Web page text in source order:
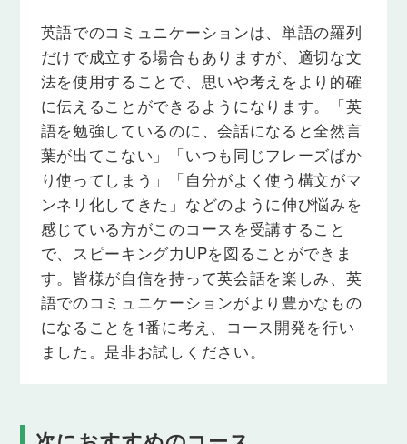
「両方の～」「どちらかの～」「どちらの～
も・・・でない」といった表現を学び、正しく使い
分けができるようになります。
Lesson 30
-thing＋形容詞
「何か新しいこと」「何か冷たいもの」のように、
「何か～なもの・こと」といった表現を使えるよう
になります。
Lesson 31
二重所有格（of＋所有格）
「あなたのあの時計」と言いたい時、your that
watch のように所有格(your)と代名詞(that)は連続し
て使うことができません。これらのルールを理解
し、"of"を使った正しい表現を使えるようになりま
す。
「彼女は私に幸せだと言いました」のように、誰か
英語でのコミュニケーションは、単語の羅列
だけで成立する場合もありますが、適切な文
法を使用することで、思いや考えをより的確
に伝えることができるようになります。「英
語を勉強しているのに、会話になると全然言
葉が出てこない」「いつも同じフレーズばか
り使ってしまう」「自分がよく使う構文がマ
ンネリ化してきた」などのように伸び悩みを
感じている方がこのコースを受講すること
で、スピーキング力UPを図ることができま
す。皆様が自信を持って英会話を楽しみ、英
語でのコミュニケーションがより豊かなもの
になることを1番に考え、コース開発を行い
ました。是非お試しください。